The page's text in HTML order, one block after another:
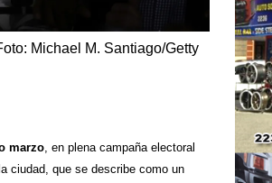
Michael M. Santiago/Getty
marzo, en plena campaña electoral
ciudad, que se describe como un